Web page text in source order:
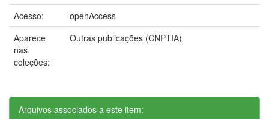
Acesso:
openAccess
Aparece
nas
coleções:
Outras publicações (CNPTIA)
Arquivos associados a este item: